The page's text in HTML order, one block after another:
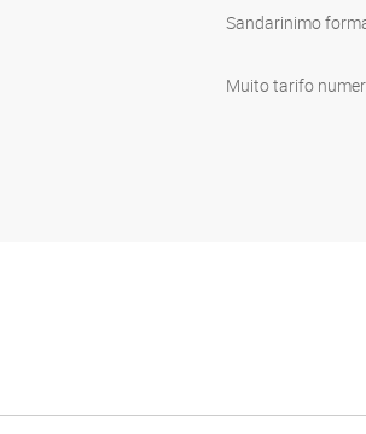
Sandarinimo
Muito tarifo